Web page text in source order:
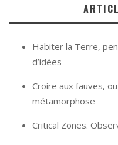
Habiter la Terre,
d’idées
Croire aux fauves,
métamorphose
Critical Zones.